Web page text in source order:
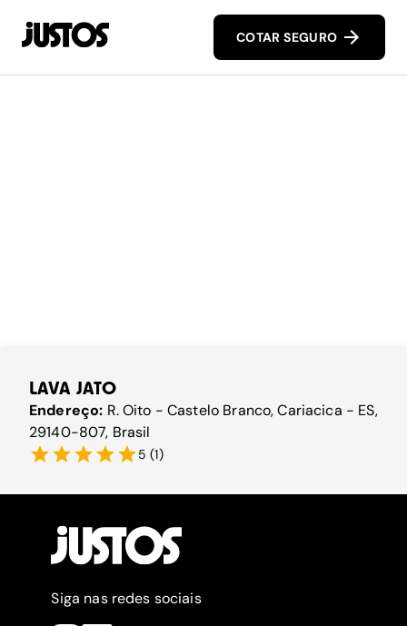
COTAR SEGURO
LAVA JATO
Endereço: R. Oito - Castelo Branco, Cariacica - ES,
29140-807, Brasil
5 (1)
Siga nas redes sociais